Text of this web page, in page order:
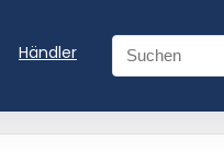
Händler